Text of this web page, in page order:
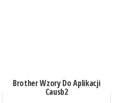
Brother Wzory Do Aplikacji
Causb2